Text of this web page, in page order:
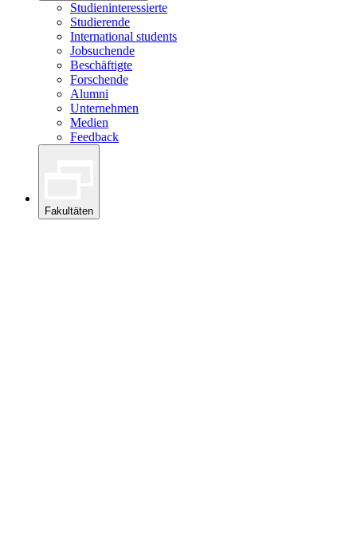
Studieninteressierte
Studierende
International students
Jobsuchende
Beschäftigte
Forschende
Alumni
Unternehmen
Medien
Feedback
Fakultäten